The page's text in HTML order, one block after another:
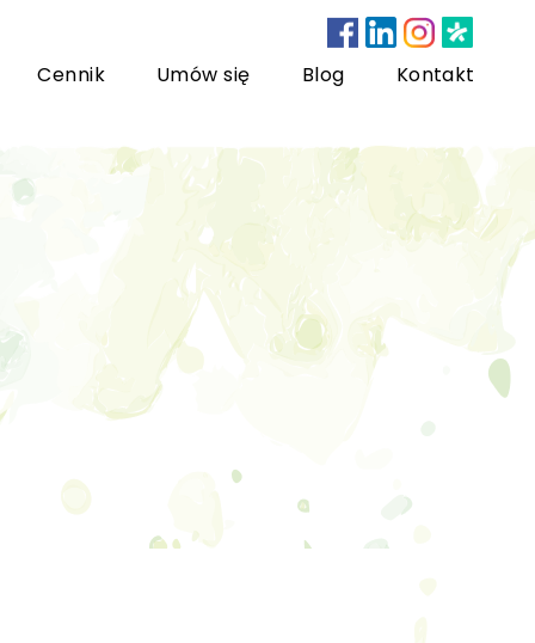
Cennik Umów się Blog Kontakt
bariatryczne
dzieci i młodzieży
rodzinna
Trening Umiejętności Społecznych dla dzieci i